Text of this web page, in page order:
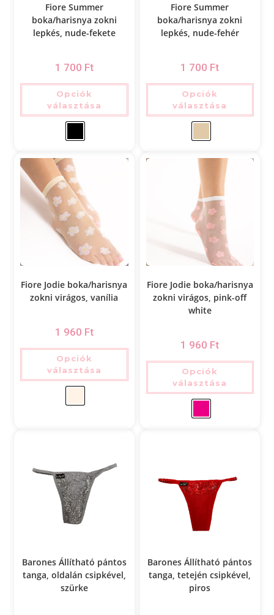
Fiore Summer
boka/harisnya zokni
lepkés, nude-fekete
1 700 Ft
Opciók
választása
Fiore Summer
boka/harisnya zokni
lepkés, nude-fehér
1 700 Ft
Opciók
választása
Fiore Jodie boka/harisnya
zokni virágos, vanília
1 960 Ft
Opciók
választása
Fiore Jodie boka/harisnya
zokni virágos, pink-off
white
1 960 Ft
Opciók
választása
Barones Állítható pántos
tanga, oldalán csipkével,
szürke
Barones Állítható pántos
tanga, tetején csipkével,
piros